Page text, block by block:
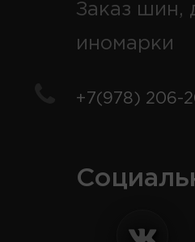
Заказ шин,
иномарки
+7(978) 206-